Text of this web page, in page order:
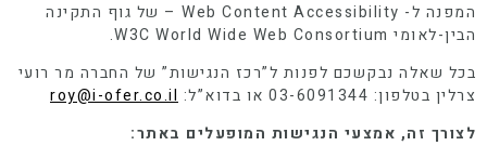
המפנה ל- Web Content Accessibility – של גוף התקינה
הבין-לאומי W3C World Wide Web Consortium.
בכל שאלה נבקשכם לפנות ל”רכז הנגישות” של החברה מר רועי
צרלין בטלפון: 03-6091344 או בדוא”ל:
roy@i-ofer.co.il
לצורך זה, אמצעי הנגישות המופעלים באתר: